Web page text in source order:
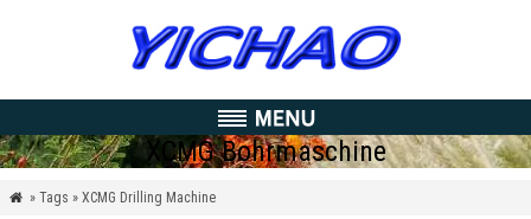
XCMG Bohrmaschine
 » Tags » XCMG Drilling Machine